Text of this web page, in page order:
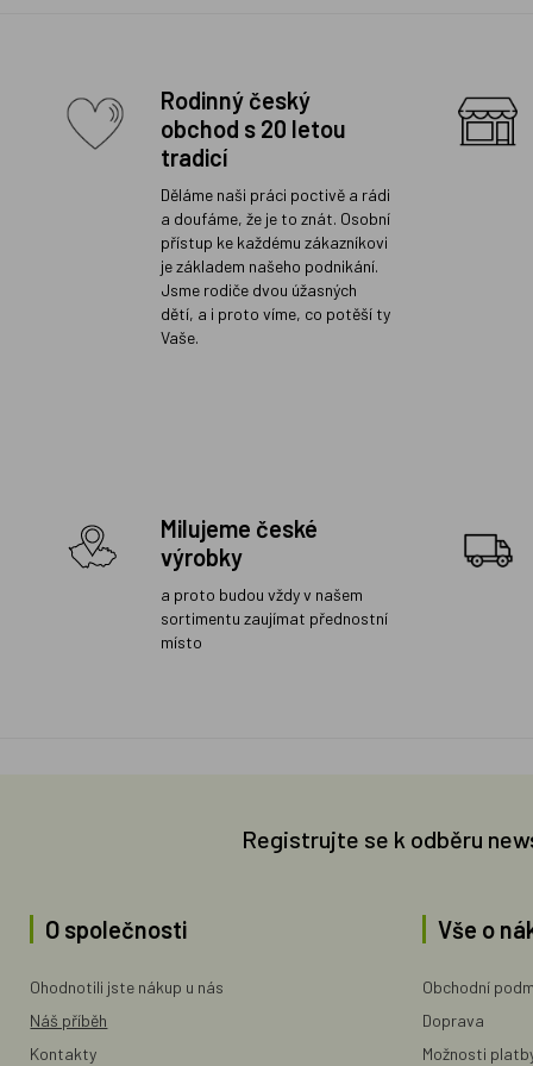
Rodinný český
obchod s 20 letou
tradicí
Děláme naši práci poctivě a rádi
a doufáme, že je to znát. Osobní
přístup ke každému zákazníkovi
je základem našeho podnikání.
Jsme rodiče dvou úžasných
dětí, a i proto víme, co potěší ty
Vaše.
Milujeme české
výrobky
a proto budou vždy v našem
sortimentu zaujímat přednostní
místo
Registrujte se k odběru
O společnosti
Ohodnotili jste nákup u nás
Náš příběh
Kontakty
Vše o
Obchodní
Doprava
Možnosti